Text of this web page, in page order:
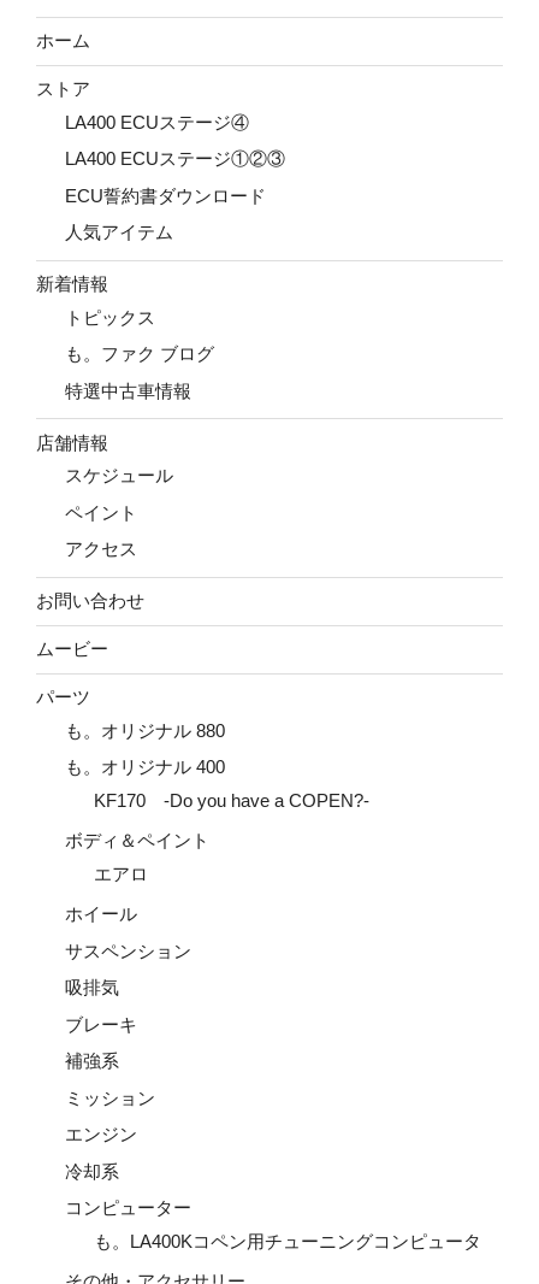
ホーム
ストア
LA400 ECUステージ④
LA400 ECUステージ①②③
ECU誓約書ダウンロード
人気アイテム
新着情報
トピックス
も。ファク ブログ
特選中古車情報
店舗情報
スケジュール
ペイント
アクセス
お問い合わせ
ムービー
パーツ
も。オリジナル 880
も。オリジナル 400
KF170 -Do you have a COPEN?-
ボディ＆ペイント
エアロ
ホイール
サスペンション
吸排気
ブレーキ
補強系
ミッション
エンジン
冷却系
コンピューター
も。LA400Kコペン用チューニングコンピュータ